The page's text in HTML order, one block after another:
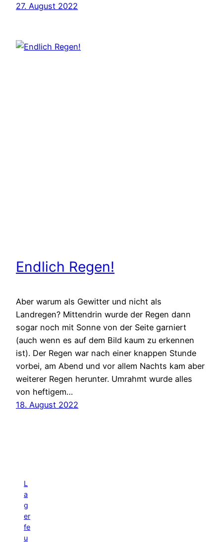
27. August 2022
Endlich Regen!
Aber warum als Gewitter und nicht als
Landregen? Mittendrin wurde der Regen dann
sogar noch mit Sonne von der Seite garniert
(auch wenn es auf dem Bild kaum zu erkennen
ist). Der Regen war nach einer knappen Stunde
vorbei, am Abend und vor allem Nachts kam aber
weiterer Regen herunter. Umrahmt wurde alles
von heftigem…
18. August 2022
L
a
g
er
fe
u